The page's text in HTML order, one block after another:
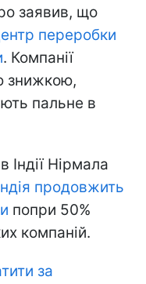
заявив, що
переробки
. Компанії
знижкою,
пальне в
Індії Нірмала
продовжить
попри 50%
компаній.
за